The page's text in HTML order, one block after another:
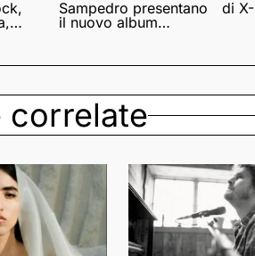
Sampedro presentano
il nuovo album
di
correlate